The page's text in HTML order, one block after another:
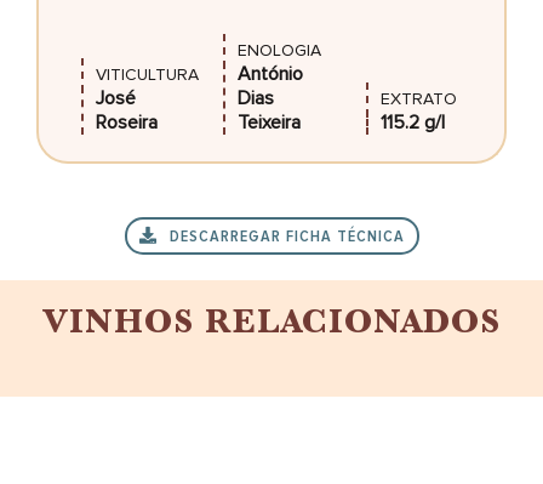
VITICULTURA
José
Roseira
ENOLOGIA
António
Dias
Teixeira
EXTRATO
115.2 g/l
DESCARREGAR FICHA TÉCNICA
VINHOS RELACIONADOS